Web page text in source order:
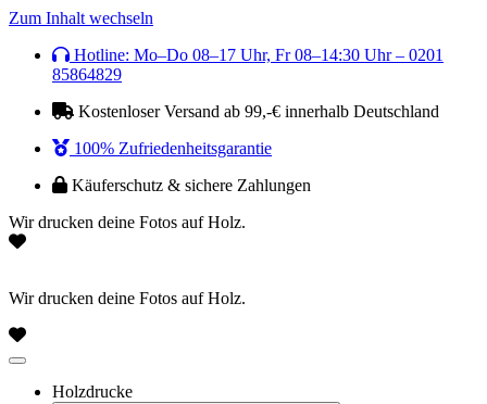
Zum Inhalt wechseln
Hotline: Mo–Do 08–17 Uhr, Fr 08–14:30 Uhr – 0201
85864829
Kostenloser Versand ab 99,-€ innerhalb Deutschland
100% Zufriedenheitsgarantie
Käuferschutz & sichere Zahlungen
Wir drucken deine Fotos auf Holz.
Wir drucken deine Fotos auf Holz.
Holzdrucke